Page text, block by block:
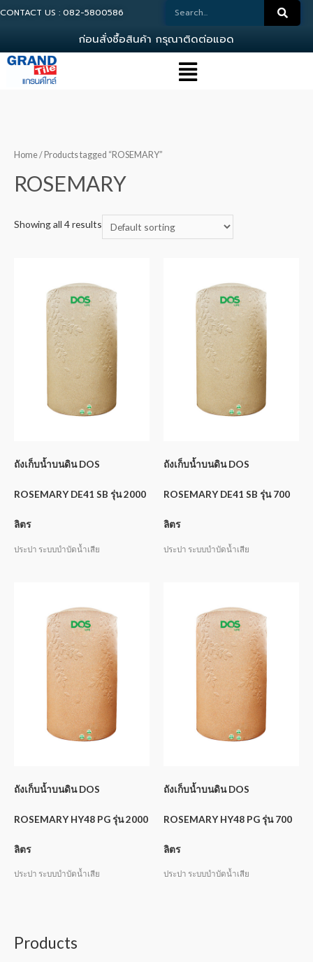
CONTACT US : 082-5800586
กอนสงซอสนคา กรณาตดตอแอดม
Home/ Products tagged “ROSEMARY”
ROSEMARY
Showing all 4 results
ถังเก็บน้ำบนดิน DOS
ROSEMARY DE41 SB รุ่น 2000
ลิตร
ประปา ระบบบำบัดน้ำเสีย
ถังเก็บน้ำบนดิน DOS
ROSEMARY DE41 SB รุ่น 700
ลิตร
ประปา ระบบบำบัดน้ำเสีย
ถังเก็บน้ำบนดิน DOS
ROSEMARY HY48 PG รุ่น 2000
ลิตร
ประปา ระบบบำบัดน้ำเสีย
ถังเก็บน้ำบนดิน DOS
ROSEMARY HY48 PG รุ่น 700
ลิตร
ประปา ระบบบำบัดน้ำเสีย
Products